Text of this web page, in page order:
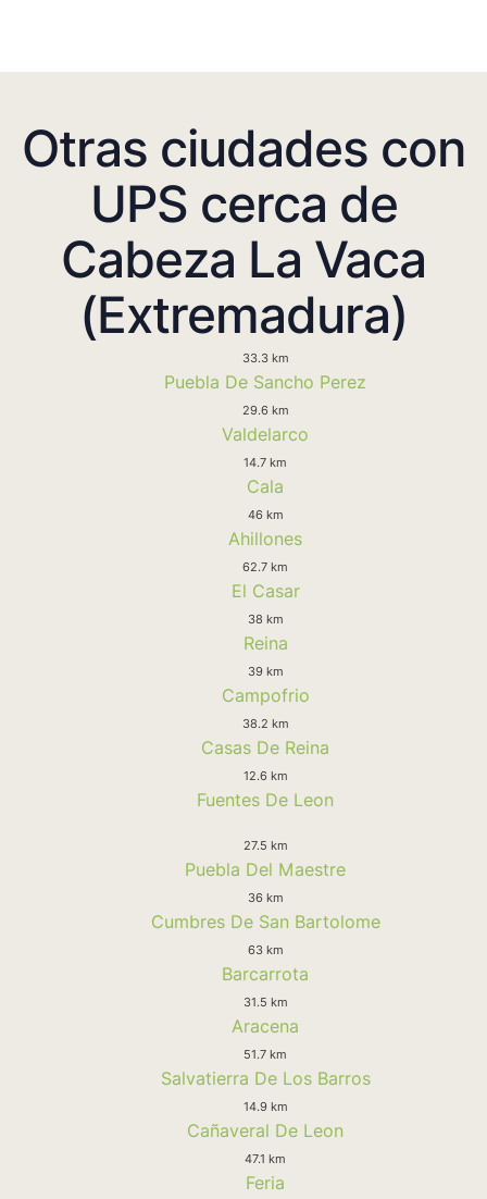
Otras ciudades con
UPS cerca de
Cabeza La Vaca
(Extremadura)
33.3 km
Puebla De Sancho Perez
29.6 km
Valdelarco
14.7 km
Cala
46 km
Ahillones
62.7 km
El Casar
38 km
Reina
39 km
Campofrio
38.2 km
Casas De Reina
12.6 km
Fuentes De Leon
27.5 km
Puebla Del Maestre
36 km
Cumbres De San Bartolome
63 km
Barcarrota
31.5 km
Aracena
51.7 km
Salvatierra De Los Barros
14.9 km
Cañaveral De Leon
47.1 km
Feria